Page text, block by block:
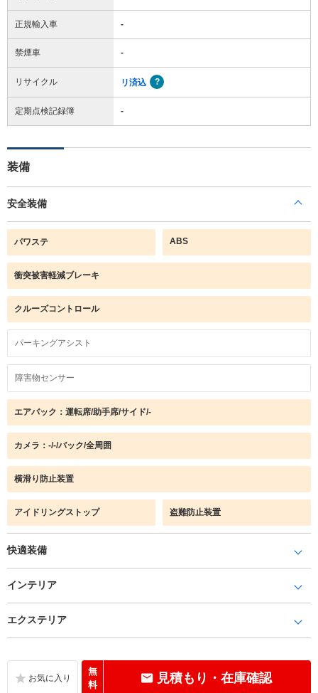
正規輸入車 -
禁煙車 -
リサイクル リ済込
定期点検記録簿 -
装備
安全装備
パワステ ABS
衝突被害軽減ブレーキ
クルーズコントロール
パーキングアシスト
障害物センサー
エアバック：運転席/助手席/サイド/-
カメラ：-/-/バック/全周囲
横滑り防止装置
アイドリングストップ 盗難防止装置
快適装備
インテリア
エクステリア
無
料
見積もり・在庫確認